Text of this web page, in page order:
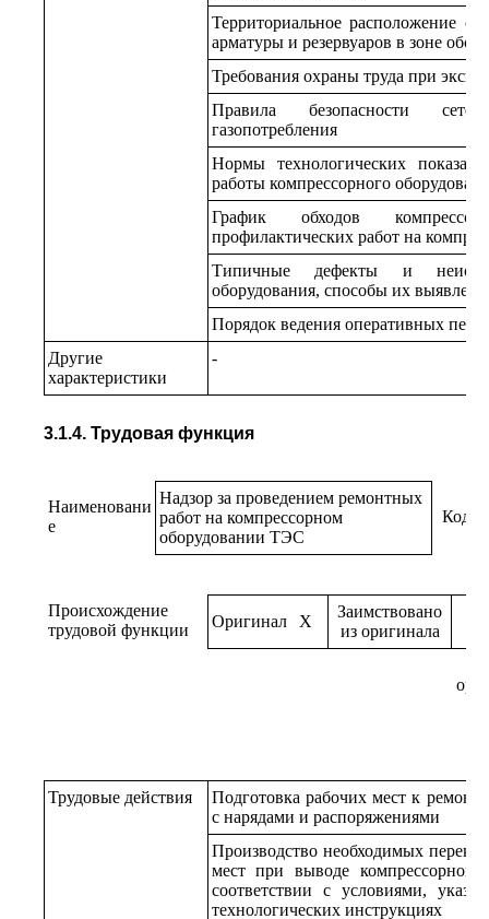
Территориальное расположение
арматуры и резервуаров в зоне
Требования охраны труда при
Правила безопасности
газопотребления
Нормы технологических
работы компрессорного
График обходов
профилактических работ на
Типичные дефекты и
оборудования, способы их
Порядок ведения оперативных
Другие
характеристики
-
3.1.4. Трудовая функция
Наименовани
е
Надзор за проведением ремонтных
работ на компрессорном
оборудовании ТЭС
Код
Происхождение
трудовой функции
Оригинал X
Заимствовано
из оригинала
Трудовые действия
Подготовка рабочих мест к
с нарядами и распоряжениями
Производство необходимых
мест при выводе
соответствии с условиями,
технологических инструкциях